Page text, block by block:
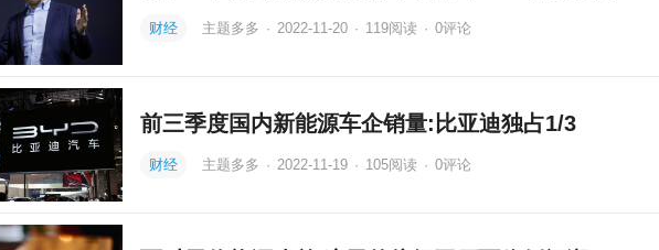
财经 主题多多 · 2022-11-20 · 119阅读 · 0评论
前三季度国内新能源车企销量:比亚迪独占1/3
财经 主题多多 · 2022-11-19 · 105阅读 · 0评论